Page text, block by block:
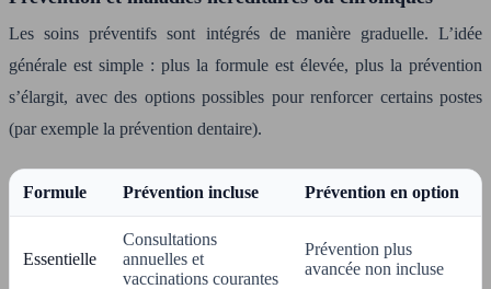
Les soins préventifs sont intégrés de manière graduelle. L’idée
générale est simple : plus la formule est élevée, plus la prévention
s’élargit, avec des options possibles pour renforcer certains postes
(par exemple la prévention dentaire).
Formule Prévention incluse Prévention en option
Essentielle
Consultations
annuelles et
vaccinations courantes
Prévention plus
avancée non incluse